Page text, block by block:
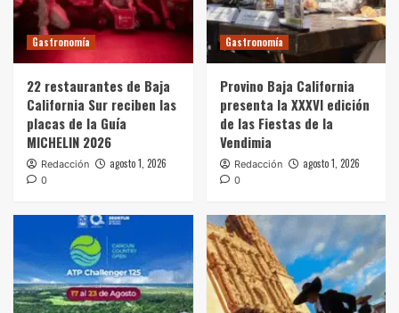
Gastronomía
22 restaurantes de Baja
California Sur reciben las
placas de la Guía
MICHELIN 2026
Redacción agosto 1, 2026
0
Gastronomía
Provino Baja California
presenta la XXXVI edición
de las Fiestas de la
Vendimia
Redacción agosto 1, 2026
0